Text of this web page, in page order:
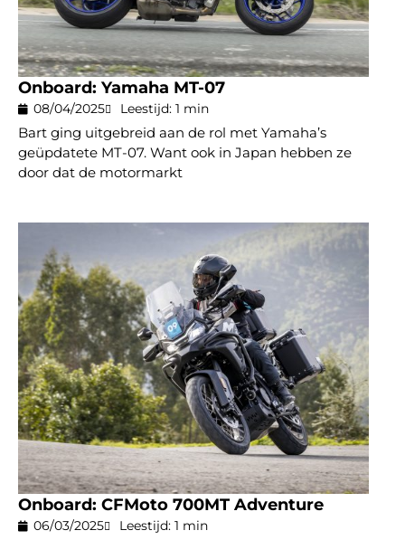
Onboard: Yamaha MT-07
08/04/2025 Leestijd: 1 min
Bart ging uitgebreid aan de rol met Yamaha’s
geüpdatete MT-07. Want ook in Japan hebben ze
door dat de motormarkt
Onboard: CFMoto 700MT Adventure
06/03/2025 Leestijd: 1 min